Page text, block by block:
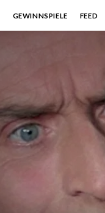
GEWINNSPIELE FEED